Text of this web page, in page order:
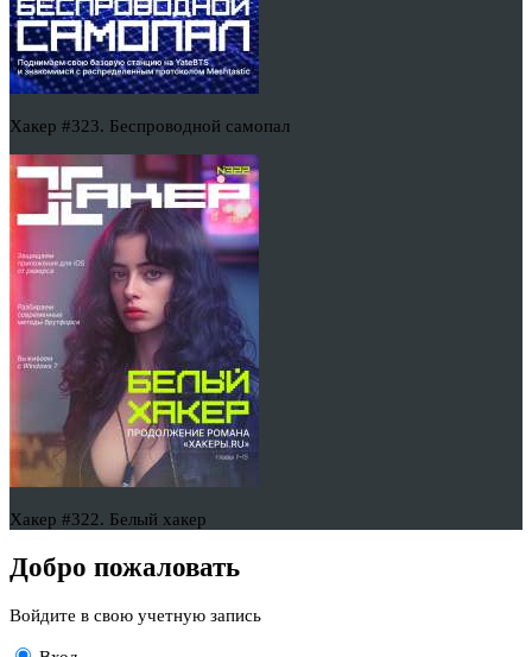
Хакер #323. Беспроводной самопал
Хакер #322. Белый хакер
Добро пожаловать
Войдите в свою учетную запись